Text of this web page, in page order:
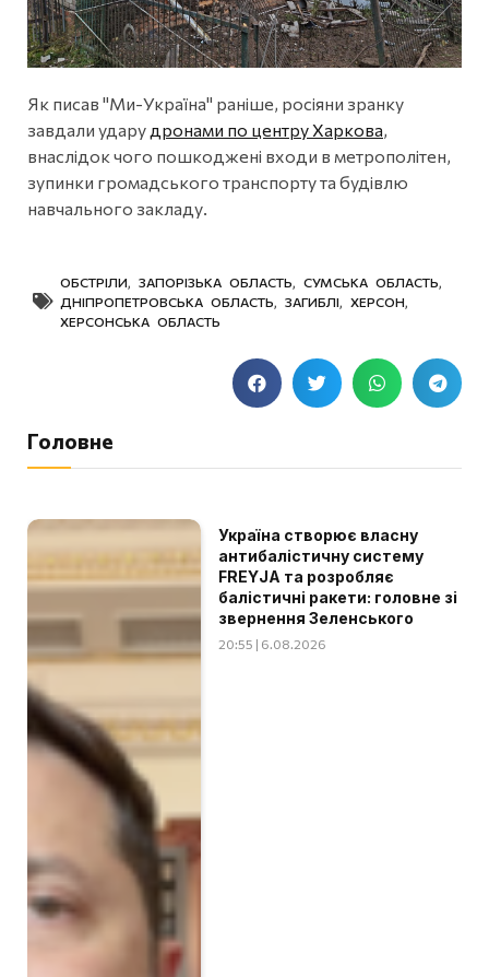
Як писав "Ми-Україна" раніше, росіяни зранку
завдали удару дронами по центру Харкова,
внаслідок чого пошкоджені входи в метрополітен,
зупинки громадського транспорту та будівлю
навчального закладу.
ОБСТРІЛИ ЗАПОРІЗЬКА ОБЛАСТЬ СУМСЬКА ОБЛАСТЬ
ДНІПРОПЕТРОВСЬКА ОБЛАСТЬ
ЗАГИБЛІ ХЕРСОН
ХЕРСОНСЬКА ОБЛАСТЬ
Головне
Україна створює власну
антибалістичну систему
FREYJA та розробляє
балістичні ракети: головне зі
звернення Зеленського
20:55 | 6.08.2026